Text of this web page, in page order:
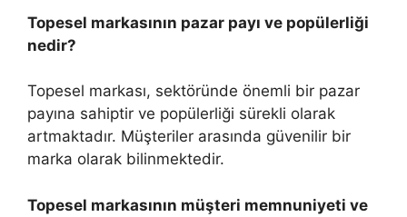
Topesel markasının pazar payı ve popülerliği
nedir?
Topesel markası, sektöründe önemli bir pazar
payına sahiptir ve popülerliği sürekli olarak
artmaktadır. Müşteriler arasında güvenilir bir
marka olarak bilinmektedir.
Topesel markasının müşteri memnuniyeti ve